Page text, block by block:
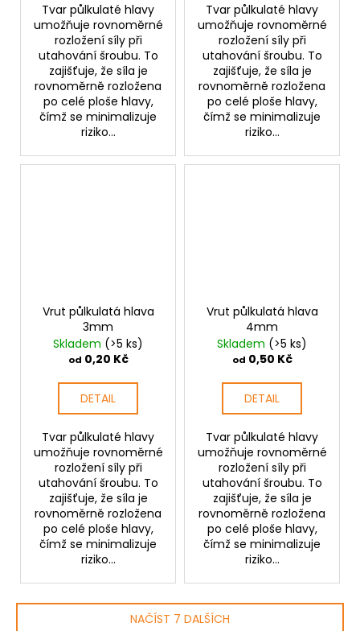
Tvar půlkulaté hlavy
umožňuje rovnoměrné
rozložení síly při
utahování šroubu. To
zajišťuje, že síla je
rovnoměrně rozložena
po celé ploše hlavy,
čímž se minimalizuje
riziko...
Tvar půlkulaté hlavy
umožňuje rovnoměrné
rozložení síly při
utahování šroubu. To
zajišťuje, že síla je
rovnoměrně rozložena
po celé ploše hlavy,
čímž se minimalizuje
riziko...
Vrut půlkulatá hlava
3mm
Skladem (>5 ks)
od 0,20 Kč
DETAIL
Tvar půlkulaté hlavy
umožňuje rovnoměrné
rozložení síly při
utahování šroubu. To
zajišťuje, že síla je
rovnoměrně rozložena
po celé ploše hlavy,
čímž se minimalizuje
riziko...
Vrut půlkulatá hlava
4mm
Skladem (>5 ks)
od 0,50 Kč
DETAIL
Tvar půlkulaté hlavy
umožňuje rovnoměrné
rozložení síly při
utahování šroubu. To
zajišťuje, že síla je
rovnoměrně rozložena
po celé ploše hlavy,
čímž se minimalizuje
riziko...
NAČÍST 7 DALŠÍCH